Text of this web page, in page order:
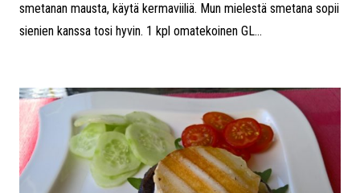
smetanan mausta, käytä kermaviiliä. Mun mielestä smetana sopii
sienien kanssa tosi hyvin. 1 kpl omatekoinen GL...